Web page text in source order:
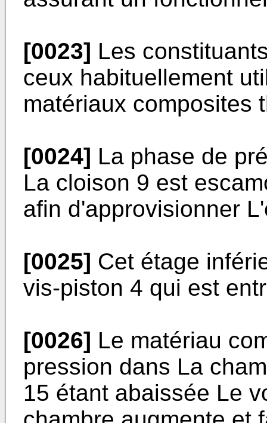
[0023] Les
ceux habituellement
matériaux composites
[0024] La phase de
La cloison 9 est
afin d'approvisionner
[0025] Cet étage
vis-piston 4 qui est
[0026] Le matériau
pression dans La
15 étant abaissée Le